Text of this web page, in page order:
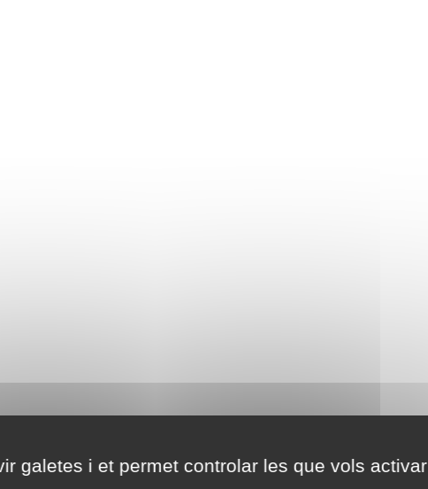
galetes i et permet controlar les que vols activar